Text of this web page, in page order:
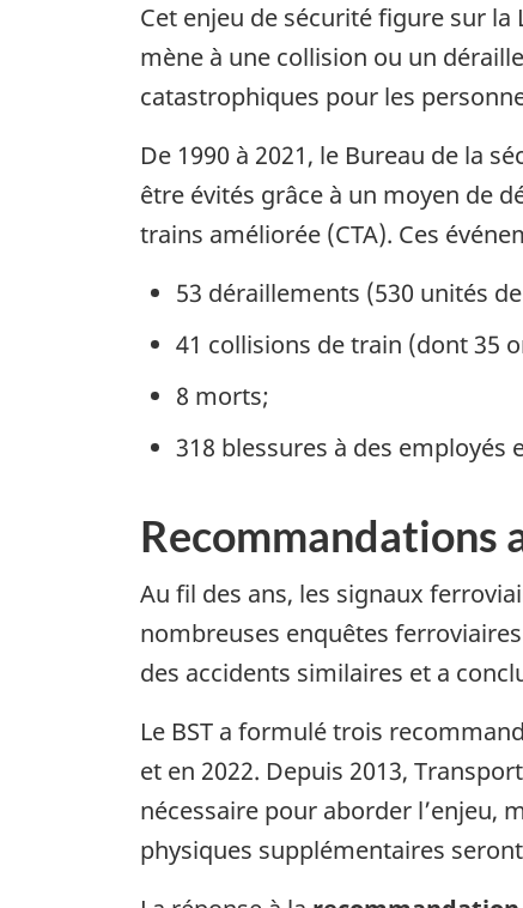
Cet enjeu de sécurité figure sur
mène à une collision ou un
catastrophiques pour les
De 1990 à 2021, le Bureau de la
être évités grâce à un moyen de
trains améliorée (CTA). Ces
53 déraillements (530 unités
41 collisions de train (dont 35
8 morts;
318 blessures à des employés
Recommandations
Au fil des ans, les signaux
nombreuses enquêtes ferroviaires
des accidents similaires et a
Le BST a formulé trois
et en 2022. Depuis 2013,
nécessaire pour aborder l’enjeu,
physiques supplémentaires